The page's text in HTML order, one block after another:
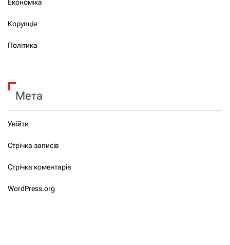
Економіка
Корупція
Політика
Мета
Увійти
Стрічка записів
Стрічка коментарів
WordPress.org